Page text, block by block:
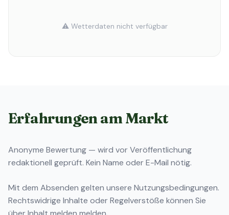
⚠️ Wetterdaten nicht verfügbar
Erfahrungen am Markt
Anonyme Bewertung — wird vor Veröffentlichung
redaktionell geprüft. Kein Name oder E-Mail nötig.
Mit dem Absenden gelten unsere Nutzungsbedingungen.
Rechtswidrige Inhalte oder Regelverstöße können Sie